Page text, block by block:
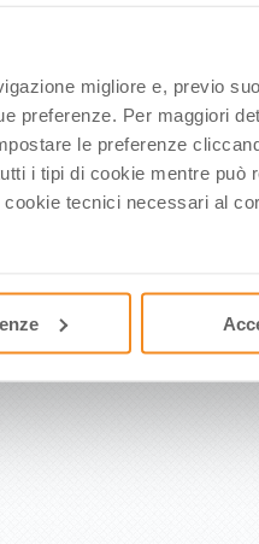
migliore e, previo
preferenze. Per maggiori
le preferenze
i tipi di cookie mentre può
tecnici necessari al